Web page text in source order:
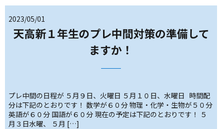
2023/05/01
天高新１年生のプレ中間対策の準備して
ますか！
プレ中間の日程が ５月９日、火曜日 ５月１０日、水曜日 時間配
分は下記のとおりです！ 数学が６０分 物理・化学・生物が５０分
英語が６０分 国語が６０分 現在の予定は下記のとおりです！ ５
月３日水曜、 ５月 […]